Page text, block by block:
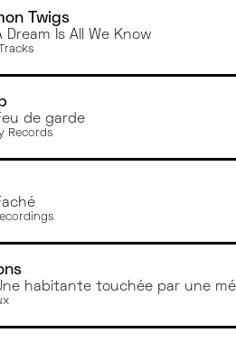
Twigs
Dream Is All We Know
de garde
Records
habitante touchée par une